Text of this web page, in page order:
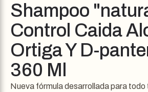
Shampoo
Control Caida
Ortiga Y D-
360 Ml
Nueva fórmula desarrollada para todo